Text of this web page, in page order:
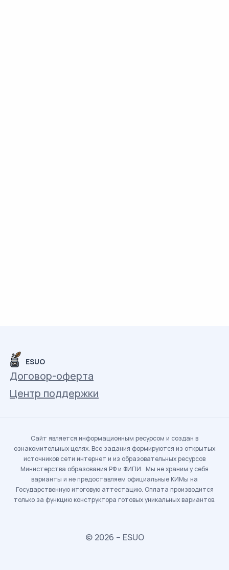
ESUO
Договор-оферта
Центр поддержки
Сайт является информационным ресурсом и создан в
ознакомительных целях. Все задания формируются из открытых
источников сети интернет и из образовательных ресурсов
Министерства образования РФ и ФИПИ. Мы не храним у себя
варианты и не предоставляем официальные КИМы на
Государственную итоговую аттестацию. Оплата производится
только за функцию конструктора готовых уникальных вариантов.
© 2026 – ESUO